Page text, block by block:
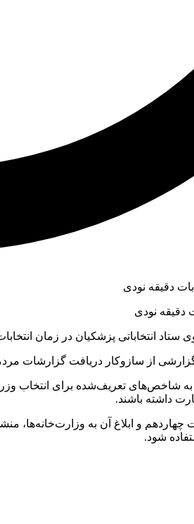
دقیقه نودی
ستاد انتخاباتی پزشکیان در زمان
گزارشی از سازوکار دریافت گزارشات
داشته باشند.
و ابلاغ آن به وزارت‌خانه‌ها،
شود.